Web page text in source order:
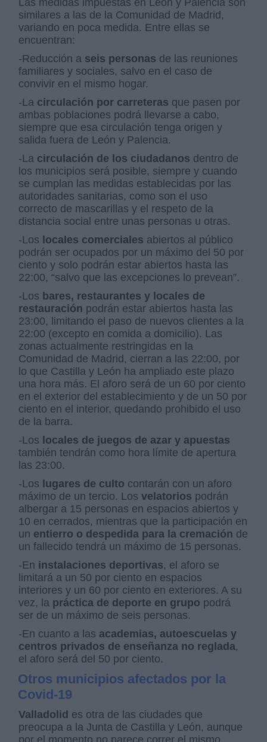
Las medidas impuestas en León y Palencia son
similares a las de la Comunidad de Madrid,
variando en poca medida. Entre ellas se
encuentran:
-Reducción a seis personas de las reuniones
familiares y sociales, salvo en el caso de
convivir en el mismo hogar.
-La circulación por carreteras que pasen por
ambas poblaciones podrá llevarse a cabo,
siempre que esa circulación tenga origen y
salida fuera de León y Palencia.
-La circulación de los ciudadanos dentro de
los municipios será posible, siempre y cuando
se cumplan las medidas establecidas por las
autoridades sanitarias, como son el uso
correcto de mascarillas y el respeto de la
distancia social entre unas personas u otras.
-Los locales comerciales abiertos al público
podrán ser ocupados por un máximo del 50 por
ciento y solo podrán estar abiertos hasta las
22:00, “salvo que las excepciones lo prevean”.
-Los bares, restaurantes y locales de
restauración podrán estar abiertos hasta las
23:00, limitando el paso de nuevos clientes a la
22:00 (excepto en comida a domicilio). Las
zonas actualmente restringidas en la
Comunidad de Madrid, cierran a las 22:00, por
lo que Castilla y León ha ampliado este plazo
una hora más. El aforo será de un 60 por ciento
en el exterior del establecimiento y de un 50 por
ciento en el interior, quedando prohibido el uso
de la barra.
-Los locales de juegos de azar y apuestas
también tendrán como hora límite de apertura
las 23:00.
-Los lugares de culto contarán con un aforo
máximo de un tercio. Losvelatorios podrán
albergar a 15 personas en espacios abiertos y
10 en cerrados, mientras que la participación en
un entierro o despedida para la cremación de
un fallecido tendrá un máximo de 15 personas.
-En instalaciones deportivas, el aforo se
limitará a un 50 por ciento en espacios
interiores y un 60 por ciento en exteriores. A su
vez, la práctica de deporte en grupo podrá
ser de un máximo de seis personas.
-En cuanto a las academias, autoescuelas y
centros privados de enseñanza no reglada,
el aforo será del 50 por ciento.
Otros municipios afectados por la
Covid-19
Valladolid es otra de las ciudades que
preocupa a la Junta de Castilla y León, aunque